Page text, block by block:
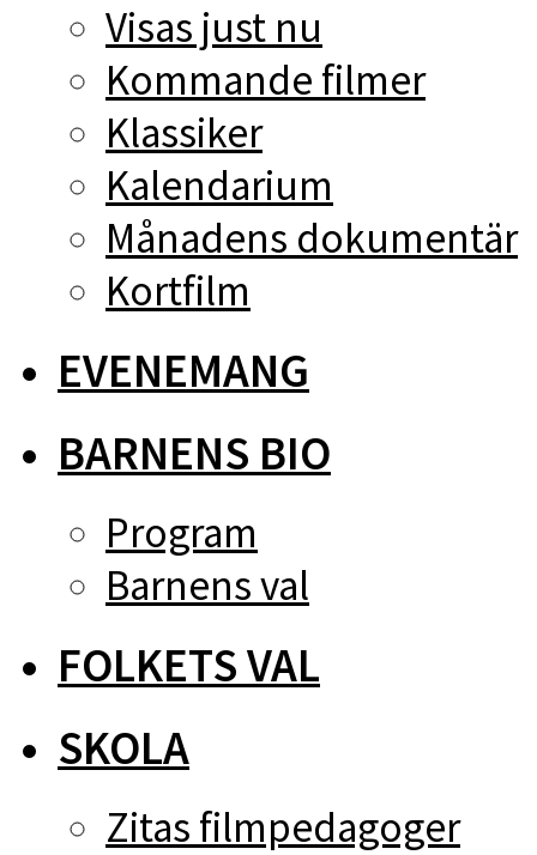
Visas just nu
Kommande filmer
Klassiker
Kalendarium
Månadens dokumentär
Kortfilm
EVENEMANG
BARNENS BIO
Program
Barnens val
FOLKETS VAL
SKOLA
Zitas filmpedagoger